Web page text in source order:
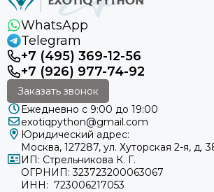
WhatsApp
Telegram
+7 (495) 369-12-56
+7 (926) 977-74-92
Заказать звонок
Ежедневно с 9:00 до 19:00
exotiqpython@gmail.com
Юридический адрес:
Москва, 127287, ул. Хуторская 2-я, д.
ИП: Стрельникова К. Г.
ОГРНИП: 323723200063067
ИНН: 723006217053